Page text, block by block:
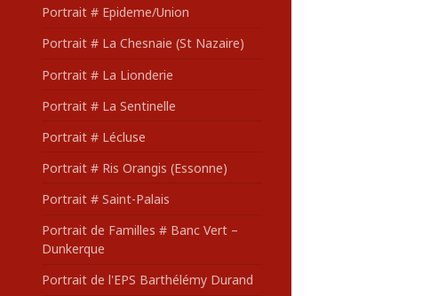
Portrait # Epideme/Union
Portrait # La Chesnaie (St Nazaire)
Portrait # La Lionderie
Portrait # La Sentinelle
Portrait # Lécluse
Portrait # Ris Orangis (Essonne)
Portrait # Saint-Palais
Portrait de Familles # Banc Vert –
Dunkerque
Portrait de l'EPS Barthélémy Durand